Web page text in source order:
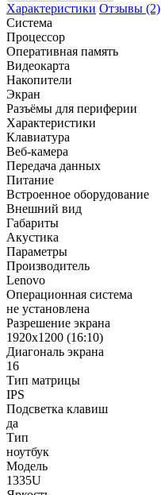
Характеристики Отзывы (2)
Система
Процессор
Оперативная память
Видеокарта
Накопители
Экран
Разъёмы для периферии
Характеристики
Клавиатура
Веб-камера
Передача данных
Питание
Встроенное оборудование
Внешний вид
Габариты
Акустика
Параметры
Производитель
Lenovo
Операционная система
не установлена
Разрешение экрана
1920x1200 (16:10)
Диагональ экрана
16
Тип матрицы
IPS
Подсветка клавиш
да
Тип
ноутбук
Модель
1335U